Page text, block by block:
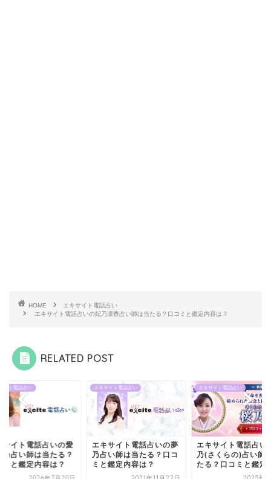
HOME
エキサイト電話占い
エキサイト電話占いの妃乃凛香占い師は当たる？口コミと鑑定内容は？
RELATED POST
イト電話占い
サイト電話占いの夢
い師は当たる？口コ
鑑定内容は？
エキサイト電話占い
エキサイト電話占いの桜
乃(さくらの)占い師は当
たる？口コミと鑑定内...
エキサイト電話占い
エキサイト電話占い
月詩乃占い師は当た
口コミと鑑定内容は